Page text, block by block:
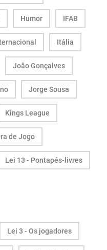
Humor IFAB
Itália
João Gonçalves
Jorge Sousa
Kings League
de Jogo
Lei 13 - Pontapés-livres
Lei 3 - Os jogadores